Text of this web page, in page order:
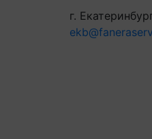
г.